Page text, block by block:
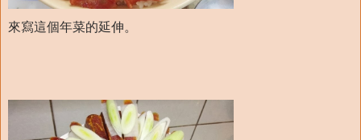
來寫這個年菜的延伸。